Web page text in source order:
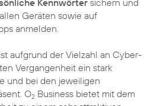
Geräten sowie auf
anmelden.
ist aufgrund der Vielzahl an Cyber-
Vergangenheit ein stark
und bei den jeweiligen
O2 Business bietet mit dem